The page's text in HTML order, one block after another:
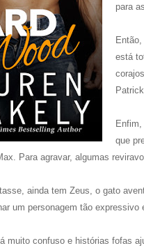
para
está
Patrick.
que
Para agravar, algumas
ainda tem Zeus, o gato
um personagem tão expressivo
muito confuso e histórias fofas